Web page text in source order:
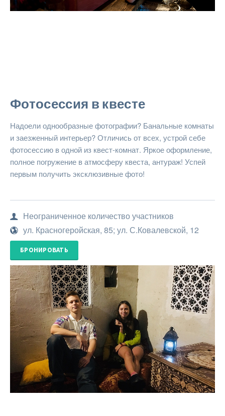
Фотосессия в квесте
Надоели однообразные фотографии? Банальные комнаты
и заезженный интерьер? Отличись от всех, устрой себе
фотосессию в одной из квест-комнат. Яркое оформление,
полное погружение в атмосферу квеста, антураж! Успей
первым получить эксклюзивные фото!
Неограниченное количество участников
ул. Красногеройская, 85; ул. С.Ковалевской, 12
БРОНИРОВАТЬ